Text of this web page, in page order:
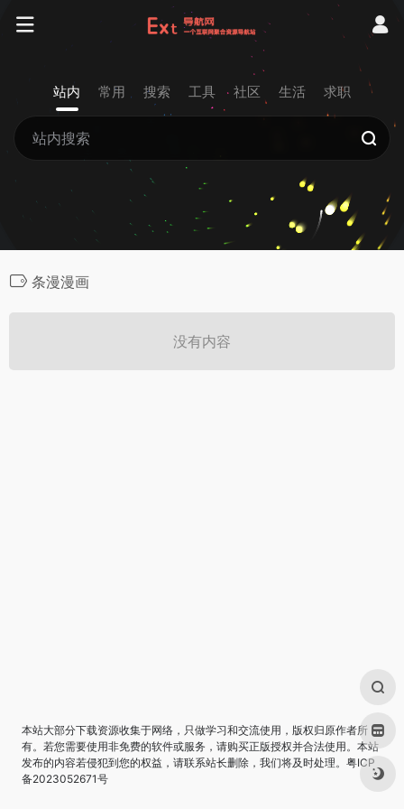
站内 常用 搜索 工具 社区 生活 求职
条漫漫画
没有内容
本站大部分下载资源收集于网络，只做学习和交流使用，版权归原作者所
有。若您需要使用非免费的软件或服务，请购买正版授权并合法使用。本站
发布的内容若侵犯到您的权益，请联系站长删除，我们将及时处理。 粤ICP
备2023052671号